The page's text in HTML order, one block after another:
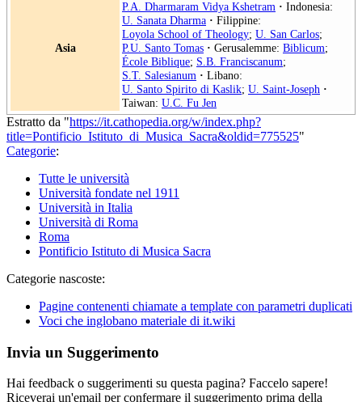
Asia
P.A. Dharmaram Vidya Kshetram · Indonesia:
U. Sanata Dharma · Filippine:
Loyola School of Theology; U. San Carlos;
P.U. Santo Tomas · Gerusalemme: Biblicum;
École Biblique; S.B. Franciscanum;
S.T. Salesianum · Libano:
U. Santo Spirito di Kaslik; U. Saint-Joseph ·
Taiwan: U.C. Fu Jen
Estratto da "https://it.cathopedia.org/w/index.php?
title=Pontificio_Istituto_di_Musica_Sacra&oldid=775525"
Categorie:
Tutte le università
Università fondate nel 1911
Università in Italia
Università di Roma
Roma
Pontificio Istituto di Musica Sacra
Categorie nascoste:
Pagine contenenti chiamate a template con parametri duplicati
Voci che inglobano materiale di it.wiki
Invia un Suggerimento
Hai feedback o suggerimenti su questa pagina? Faccelo sapere!
Riceverai un'email per confermare il suggerimento prima della